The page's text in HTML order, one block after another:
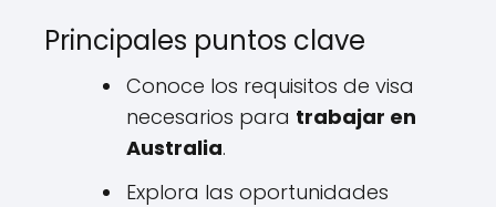
Principales puntos clave
Conoce los requisitos de visa
necesarios para trabajar en
Australia.
Explora las oportunidades